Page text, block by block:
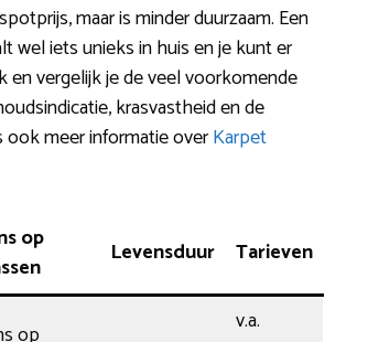
maar is minder duurzaam. Een
wel iets unieks in huis en je kunt er
en vergelijk je de veel voorkomende
krasvastheid en de
ook meer informatie overKarpet
op
Levensduur Tarieven
op
v.a.